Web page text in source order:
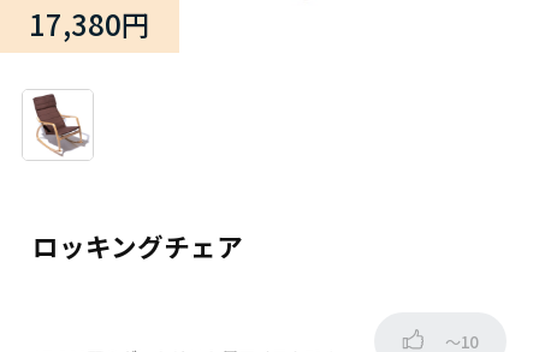
ロッキングチェア
17,380円
～10